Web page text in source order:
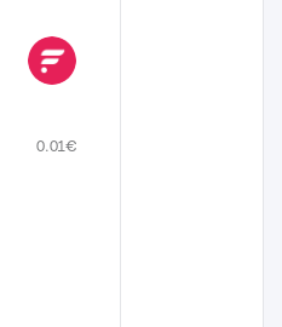
0.01€